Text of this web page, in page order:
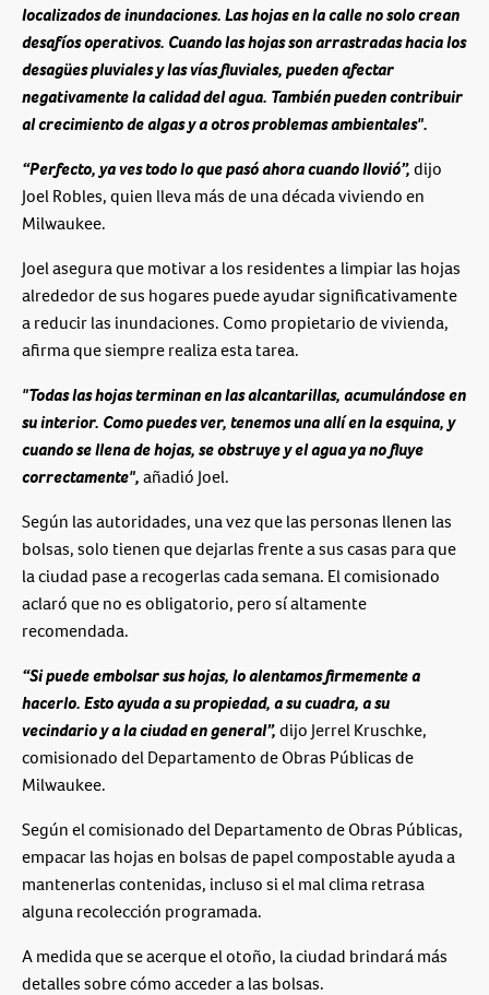
localizados de inundaciones. Las hojas en la calle no solo crean
desafíos operativos. Cuando las hojas son arrastradas hacia los
desagües pluviales y las vías fluviales, pueden afectar
negativamente la calidad del agua. También pueden contribuir
al crecimiento de algas y a otros problemas ambientales".
“Perfecto, ya ves todo lo que pasó ahora cuando llovió”,dijo
Joel Robles, quien lleva más de una década viviendo en
Milwaukee.
Joel asegura que motivar a los residentes a limpiar las hojas
alrededor de sus hogares puede ayudar significativamente
a reducir las inundaciones. Como propietario de vivienda,
afirma que siempre realiza esta tarea.
"Todas las hojas terminan en las alcantarillas, acumulándose en
su interior. Como puedes ver, tenemos una allí en la esquina, y
cuando se llena de hojas, se obstruye y el agua ya no fluye
correctamente",añadió Joel.
Según las autoridades, una vez que las personas llenen las
bolsas, solo tienen que dejarlas frente a sus casas para que
la ciudad pase a recogerlas cada semana. El comisionado
aclaró que no es obligatorio, pero sí altamente
recomendada.
“Si puede embolsar sus hojas, lo alentamos firmemente a
hacerlo. Esto ayuda a su propiedad, a su cuadra, a su
vecindario y a la ciudad en general”,dijo Jerrel Kruschke,
comisionado del Departamento de Obras Públicas de
Milwaukee.
Según el comisionado del Departamento de Obras Públicas,
empacar las hojas en bolsas de papel compostable ayuda a
mantenerlas contenidas, incluso si el mal clima retrasa
alguna recolección programada.
A medida que se acerque el otoño, la ciudad brindará más
detalles sobre cómo acceder a las bolsas.